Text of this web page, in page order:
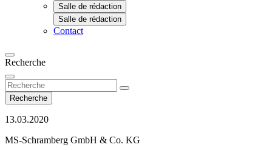
Salle de rédaction
Salle de rédaction
Contact
Recherche
Recherche
13.03.2020
MS-Schramberg GmbH & Co. KG